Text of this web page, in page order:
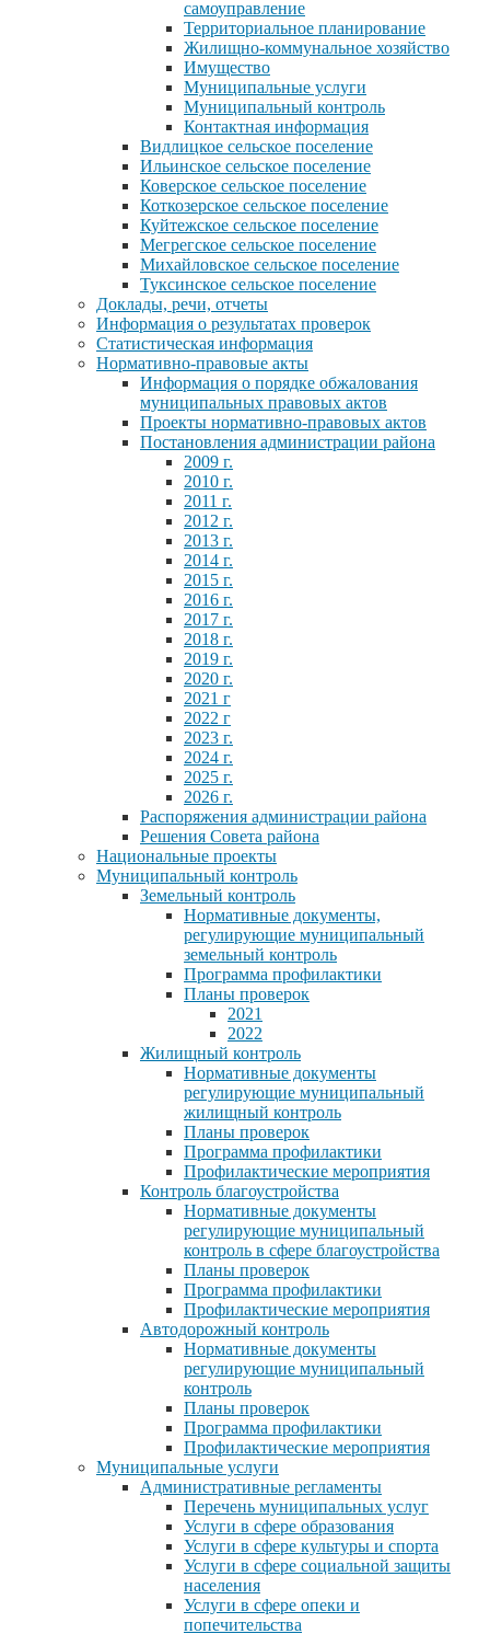
самоуправление
Территориальное планирование
Жилищно-коммунальное хозяйство
Имущество
Муниципальные услуги
Муниципальный контроль
Контактная информация
Видлицкое сельское поселение
Ильинское сельское поселение
Коверское сельское поселение
Коткозерское сельское поселение
Куйтежское сельское поселение
Мегрегское сельское поселение
Михайловское сельское поселение
Туксинское сельское поселение
Доклады, речи, отчеты
Информация о результатах проверок
Статистическая информация
Нормативно-правовые акты
Информация о порядке обжалования
муниципальных правовых актов
Проекты нормативно-правовых актов
Постановления администрации района
2009 г.
2010 г.
2011 г.
2012 г.
2013 г.
2014 г.
2015 г.
2016 г.
2017 г.
2018 г.
2019 г.
2020 г.
2021 г
2022 г
2023 г.
2024 г.
2025 г.
2026 г.
Распоряжения администрации района
Решения Совета района
Национальные проекты
Муниципальный контроль
Земельный контроль
Нормативные документы,
регулирующие муниципальный
земельный контроль
Программа профилактики
Планы проверок
2021
2022
Жилищный контроль
Нормативные документы
регулирующие муниципальный
жилищный контроль
Планы проверок
Программа профилактики
Профилактические мероприятия
Контроль благоустройства
Нормативные документы
регулирующие муниципальный
контроль в сфере благоустройства
Планы проверок
Программа профилактики
Профилактические мероприятия
Автодорожный контроль
Нормативные документы
регулирующие муниципальный
контроль
Планы проверок
Программа профилактики
Профилактические мероприятия
Муниципальные услуги
Административные регламенты
Перечень муниципальных услуг
Услуги в сфере образования
Услуги в сфере культуры и спорта
Услуги в сфере социальной защиты
населения
Услуги в сфере опеки и
попечительства